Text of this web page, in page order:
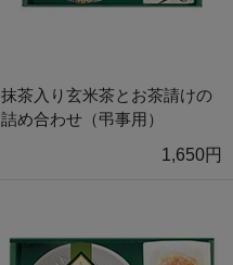
抹茶入り玄米茶とお茶請けの
詰め合わせ（弔事用）
1,650円